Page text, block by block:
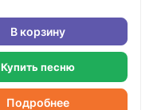
В корзину
Купить песню
Подробнее